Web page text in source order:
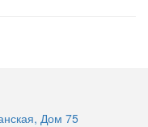
Дом 75